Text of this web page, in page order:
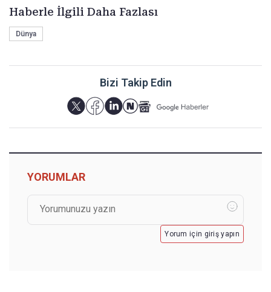
Haberle İlgili Daha Fazlası
Dünya
Bizi Takip Edin
YORUMLAR
Yorum için giriş yapın